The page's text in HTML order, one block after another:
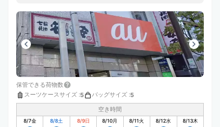
保管できる荷物数
スーツケースサイズ :5 バッグサイズ :5
空き時間
8/7金 8/8土 8/9日 8/10月 8/11火 8/12水 8/13木